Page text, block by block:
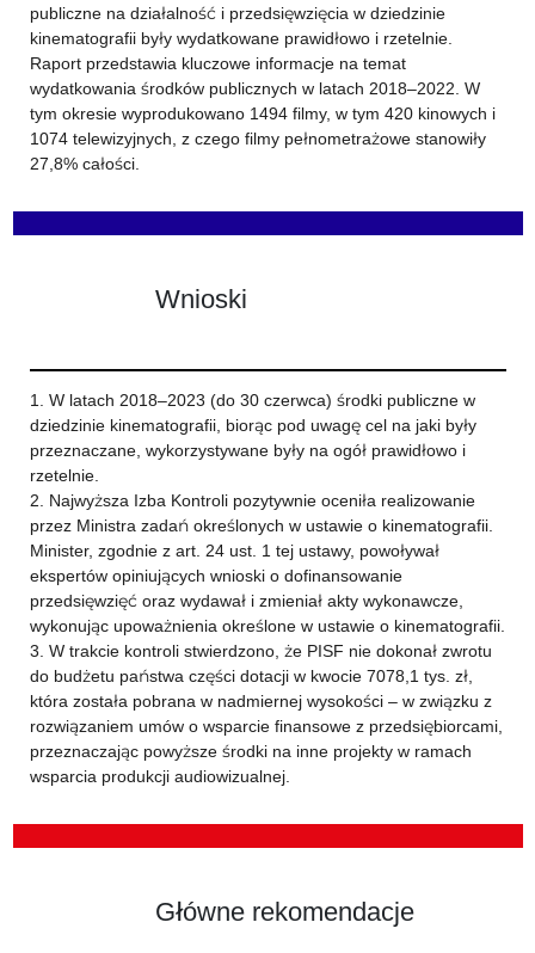
publiczne na działalność i przedsięwzięcia w dziedzinie
kinematografii były wydatkowane prawidłowo i rzetelnie.
Raport przedstawia kluczowe informacje na temat
wydatkowania środków publicznych w latach 2018–2022. W
tym okresie wyprodukowano 1494 filmy, w tym 420 kinowych i
1074 telewizyjnych, z czego filmy pełnometrażowe stanowiły
27,8% całości.
Wnioski
1. W latach 2018–2023 (do 30 czerwca) środki publiczne w
dziedzinie kinematografii, biorąc pod uwagę cel na jaki były
przeznaczane, wykorzystywane były na ogół prawidłowo i
rzetelnie.
2. Najwyższa Izba Kontroli pozytywnie oceniła realizowanie
przez Ministra zadań określonych w ustawie o kinematografii.
Minister, zgodnie z art. 24 ust. 1 tej ustawy, powoływał
ekspertów opiniujących wnioski o dofinansowanie
przedsięwzięć oraz wydawał i zmieniał akty wykonawcze,
wykonując upoważnienia określone w ustawie o kinematografii.
3. W trakcie kontroli stwierdzono, że PISF nie dokonał zwrotu
do budżetu państwa części dotacji w kwocie 7078,1 tys. zł,
która została pobrana w nadmiernej wysokości – w związku z
rozwiązaniem umów o wsparcie finansowe z przedsiębiorcami,
przeznaczając powyższe środki na inne projekty w ramach
wsparcia produkcji audiowizualnej.
Główne rekomendacje